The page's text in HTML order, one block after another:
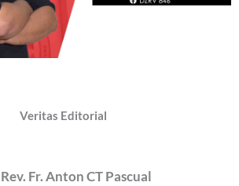
Veritas Editorial
Rev. Fr. Anton CT Pascual